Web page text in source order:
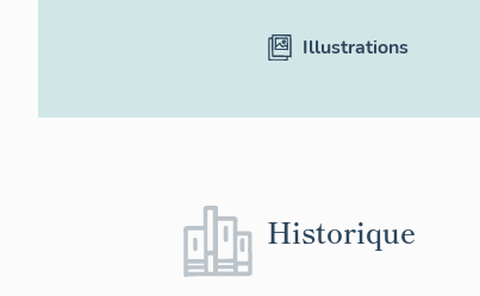
Illustrations
Historique